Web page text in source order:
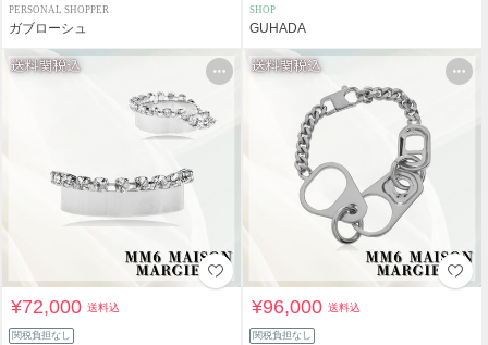
PERSONAL SHOPPER
ガブローシュ
SHOP
GUHADA
¥72,000送料込
関税負担なし
¥96,000送料込
関税負担なし